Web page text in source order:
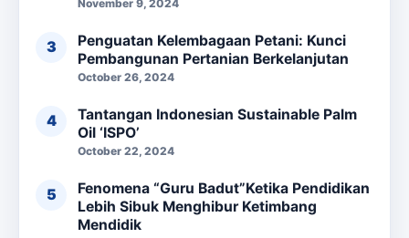
November 9, 2024
Penguatan Kelembagaan Petani: Kunci
Pembangunan Pertanian Berkelanjutan
October 26, 2024
Tantangan Indonesian Sustainable Palm
Oil ‘ISPO’
October 22, 2024
Fenomena “Guru Badut”Ketika Pendidikan
Lebih Sibuk Menghibur Ketimbang
Mendidik